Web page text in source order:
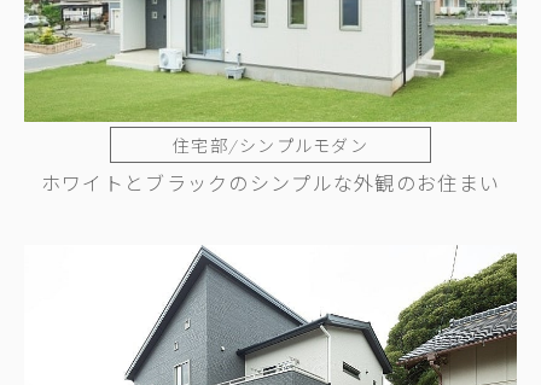
住宅部/シンプルモダン
ホワイトとブラックのシンプルな外観のお住まい